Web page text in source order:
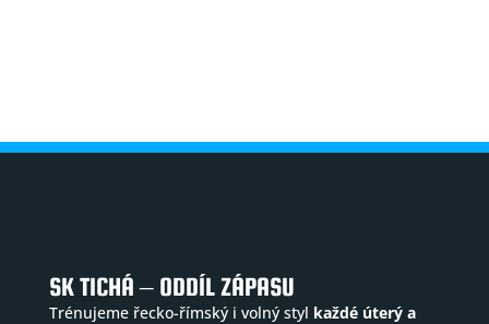
SK TICHÁ – ODDÍL ZÁPASU
Trénujeme řecko-římský i volný styl každé úterý a